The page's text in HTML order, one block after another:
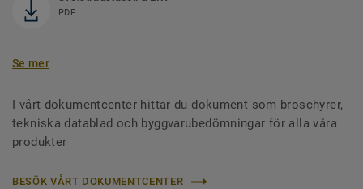
PDF
Se mer
I vårt dokumentcenter hittar du dokument som broschyrer,
tekniska datablad och byggvarubedömningar för alla våra
produkter
BESÖK VÅRT DOKUMENTCENTER